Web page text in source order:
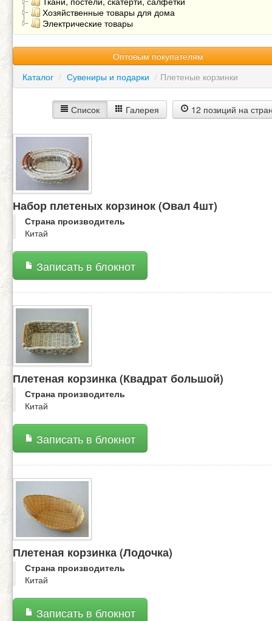
Хозяйственные товары для дома
Электрические товары
Оптовым покупателям
Каталог / Сувениры и подарки / Плетеные корзинки
Список Галерея 12 позиций на
Набор плетеных корзинок (Овал 4шт)
Страна производитель
Китай
Записать в блокнот
Плетеная корзинка (Квадрат большой)
Страна производитель
Китай
Записать в блокнот
Плетеная корзинка (Лодочка)
Страна производитель
Китай
Записать в блокнот